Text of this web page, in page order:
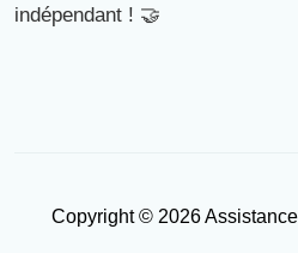
indépendant ! 🤝
Copyright © 2026